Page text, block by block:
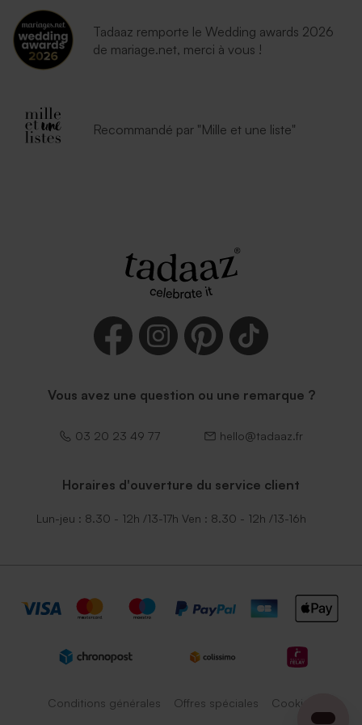
Tadaaz remporte le Wedding awards 2026
de mariage.net, merci à vous !
Recommandé par "Mille et une liste"
Vous avez une question ou une remarque ?
03 20 23 49 77 hello@tadaaz.fr
Horaires d'ouverture du service client
Lun-jeu : 8.30 - 12h /13-17h Ven : 8.30 - 12h /13-16h
Conditions générales Offres spéciales Cookies